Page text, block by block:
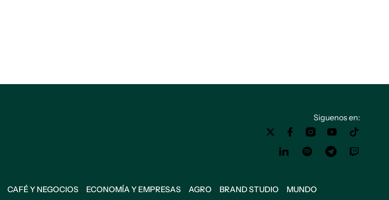
Siguenos en:
CAFÉ Y NEGOCIOS ECONOMÍA Y EMPRESAS AGRO BRAND STUDIO MUNDO